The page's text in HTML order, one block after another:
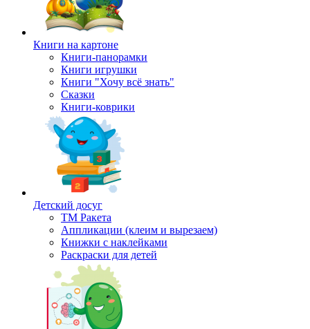
Книги на картоне
Книги-панорамки
Книги игрушки
Книги "Хочу всё знать"
Сказки
Книги-коврики
Детский досуг
ТМ Ракета
Аппликации (клеим и вырезаем)
Книжки с наклейками
Раскраски для детей